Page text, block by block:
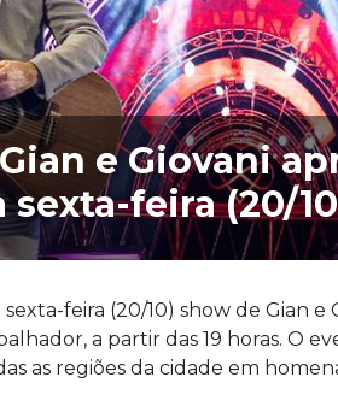
e Giovani
feira (20/
feira (20/10) show de Gian e
a partir das 19 horas. O
as regiões da cidade em